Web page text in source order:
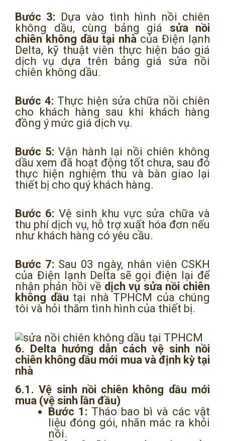
Bước 3: Dựa vào tình hình nồi chiên
không dầu, cùng bảng giá sửa nồi
chiên không dầu tại nhà của Điện lạnh
Delta, kỹ thuật viên thực hiện báo giá
dịch vụ dựa trên bảng giá sửa nồi
chiên không dầu.
Bước 4: Thực hiện sửa chữa nồi chiên
cho khách hàng sau khi khách hàng
đồng ý mức giá dịch vụ.
Bước 5: Vận hành lại nồi chiên không
dầu xem đã hoạt động tốt chưa, sau đó
thực hiện nghiệm thu và bàn giao lại
thiết bị cho quý khách hàng.
Bước 6: Vệ sinh khu vực sửa chữa và
thu phí dịch vụ, hỗ trợ xuất hóa đơn nếu
như khách hàng có yêu cầu.
Bước 7: Sau 03 ngày, nhân viên CSKH
của Điện lạnh Delta sẽ gọi điện lại để
nhận phản hồi về dịch vụ sửa nồi chiên
không dầu tại nhà TPHCM của chúng
tôi và hỏi thăm tình hình của thiết bị.
6. Delta hướng dẫn cách vệ sinh nồi
chiên không dầu mới mua và định kỳ tại
nhà
6.1. Vệ sinh nồi chiên không dầu mới
mua (vệ sinh lần đầu)
Bước 1: Tháo bao bì và các vật
liệu đóng gói, nhãn mác ra khỏi
nồi.